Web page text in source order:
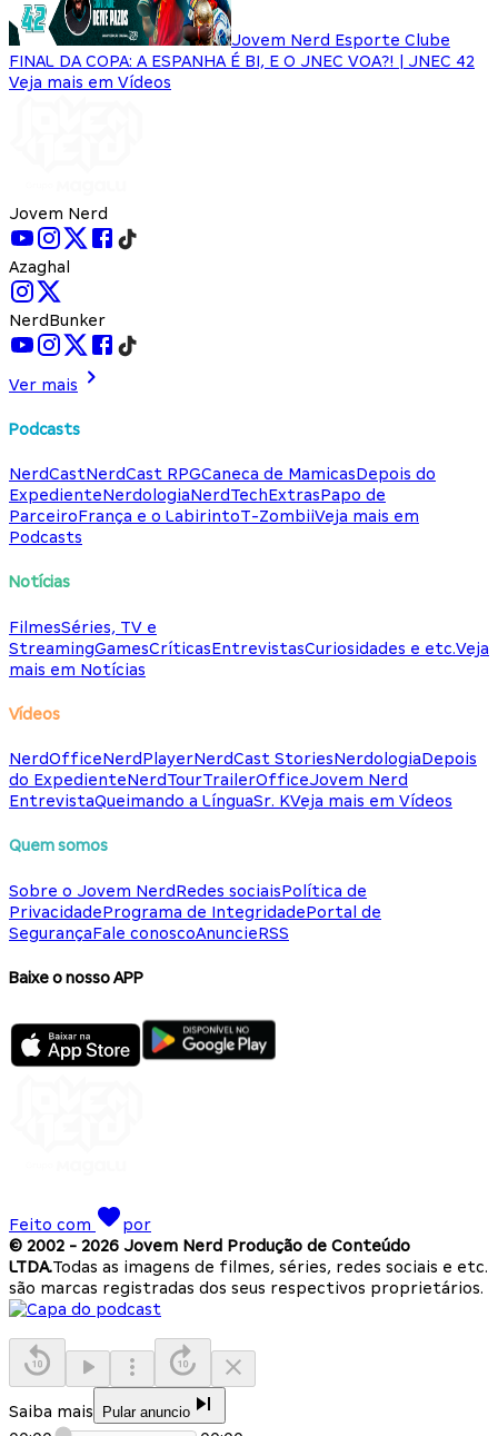
Jovem Nerd Esporte Clube
FINAL DA COPA: A ESPANHA É BI, E O JNEC VOA?! | JNEC 42
Veja mais em Vídeos
Jovem Nerd
Azaghal
NerdBunker
Ver mais
Podcasts
NerdCastNerdCast RPGCaneca de MamicasDepois do
ExpedienteNerdologiaNerdTechExtrasPapo de
ParceiroFrança e o LabirintoT-ZombiiVeja mais em
Podcasts
Notícias
FilmesSéries, TV e
StreamingGamesCríticasEntrevistasCuriosidades e etc.Veja
mais em Notícias
Vídeos
NerdOfficeNerdPlayerNerdCast StoriesNerdologiaDepois
do ExpedienteNerdTourTrailerOfficeJovem Nerd
EntrevistaQueimando a LínguaSr. KVeja mais em Vídeos
Quem somos
Sobre o Jovem NerdRedes sociaisPolítica de
PrivacidadePrograma de IntegridadePortal de
SegurançaFale conoscoAnuncieRSS
Baixe o nosso APP
Feito com
por
© 2002 - 2026 Jovem Nerd Produção de Conteúdo
LTDA.Todas as imagens de filmes, séries, redes sociais e etc.
são marcas registradas dos seus respectivos proprietários.
Saiba mais Pular anuncio